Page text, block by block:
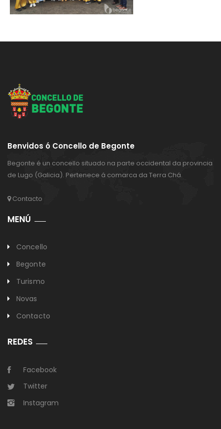
Benvidos ó Concello de Begonte
Begonte é un concello situado na parte occidental da provincia
de Lugo (Galicia). Pertenece á comarca da Terra Chá.
Contacto
MENÚ
Concello
Begonte
Turismo
Novas
Contacto
REDES
Facebook
Twitter
Instagram